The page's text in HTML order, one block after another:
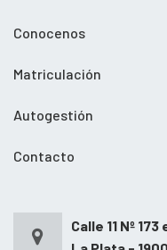
Conocenos
Matriculación
Autogestión
Contacto
Calle 11 Nº